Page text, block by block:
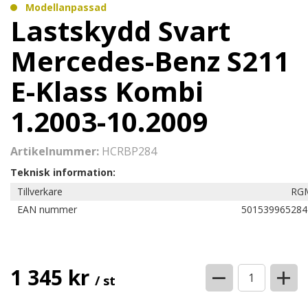
Modellanpassad
Lastskydd Svart
Mercedes-Benz S211
E-Klass Kombi
1.2003-10.2009
Artikelnummer: HCRBP284
Teknisk information:
Tillverkare
EAN nummer
1 345 kr / st − +